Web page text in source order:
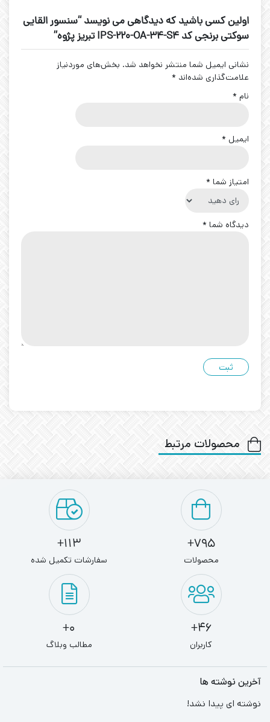
اولین کسی باشید که دیدگاهی می نویسد “سنسور القایی
سوکتی برنجی کد IPS-220-OA-34-S4 تبریز پژوه”
نشانی ایمیل شما منتشر نخواهد شد. بخش‌های موردنیاز
علامت‌گذاری شده‌اند *
نام *
ایمیل *
امتیاز شما *
دیدگاه شما *
محصولات مرتبط
795+
محصولات
113+
سفارشات تکمیل شده
46+
کاربران
0+
مطالب وبلاگ
آخرین نوشته ها
نوشته ای پیدا نشد!